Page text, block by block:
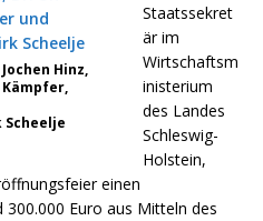
Hinz,
Staatssekret
är im
Wirtschaftsm
inisterium
des Landes
Schleswig-
Holstein,
einen
Euro aus Mitteln des